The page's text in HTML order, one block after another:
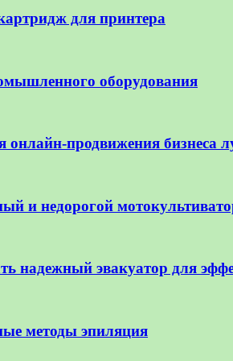
для принтера
оборудования
онлайн-продвижения бизнеса
и недорогой
надежный эвакуатор для
методы эпиляция